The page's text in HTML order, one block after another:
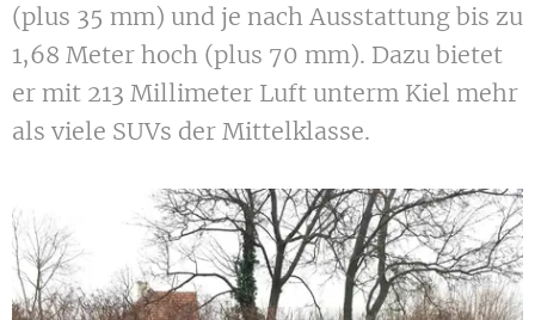
(plus 35 mm) und je nach Ausstattung bis zu
1,68 Meter hoch (plus 70 mm). Dazu bietet
er mit 213 Millimeter Luft unterm Kiel mehr
als viele SUVs der Mittelklasse.